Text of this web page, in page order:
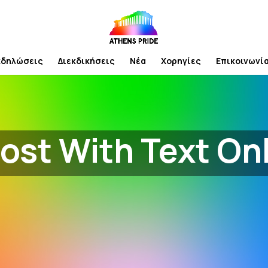
Διεκδικήσεις Νέα Χορηγίες Επικοινωνία
With Text